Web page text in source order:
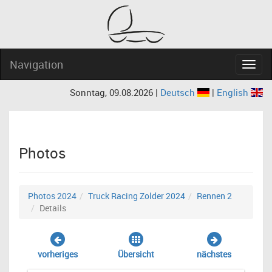
Navigation
Sonntag, 09.08.2026 | Deutsch | English
Photos
Photos 2024 Truck Racing Zolder 2024
Rennen 2
Details
vorheriges Übersicht nächstes